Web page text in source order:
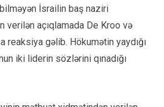
İsrailin baş naziri
verilən açıqlamada De Kroo və
reaksiya gəlib. Hökumətin yaydığı
iki liderin sözlərini qınadığı